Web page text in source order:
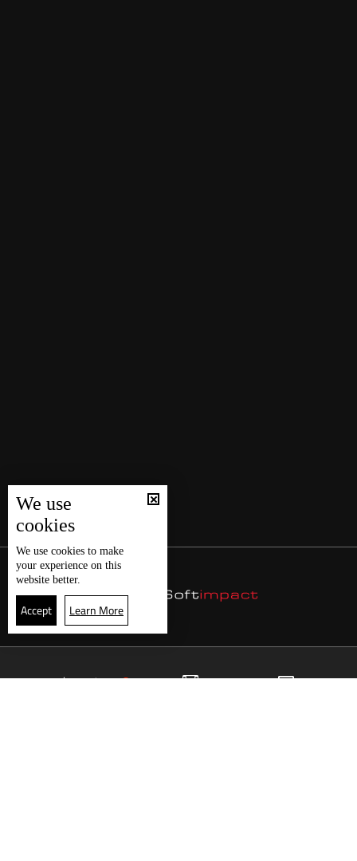
3
We use
cookies
We use cookies to make
your experience on this
website better.
Accept Learn More
موقع البرامج الجدول البث المباشر